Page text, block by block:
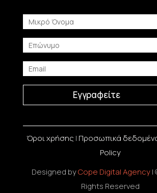
Εγγραφείτε
Όροι χρήσης | Προσωπικά
Policy
Designed byCope Digital Agency|
Rights Reserved